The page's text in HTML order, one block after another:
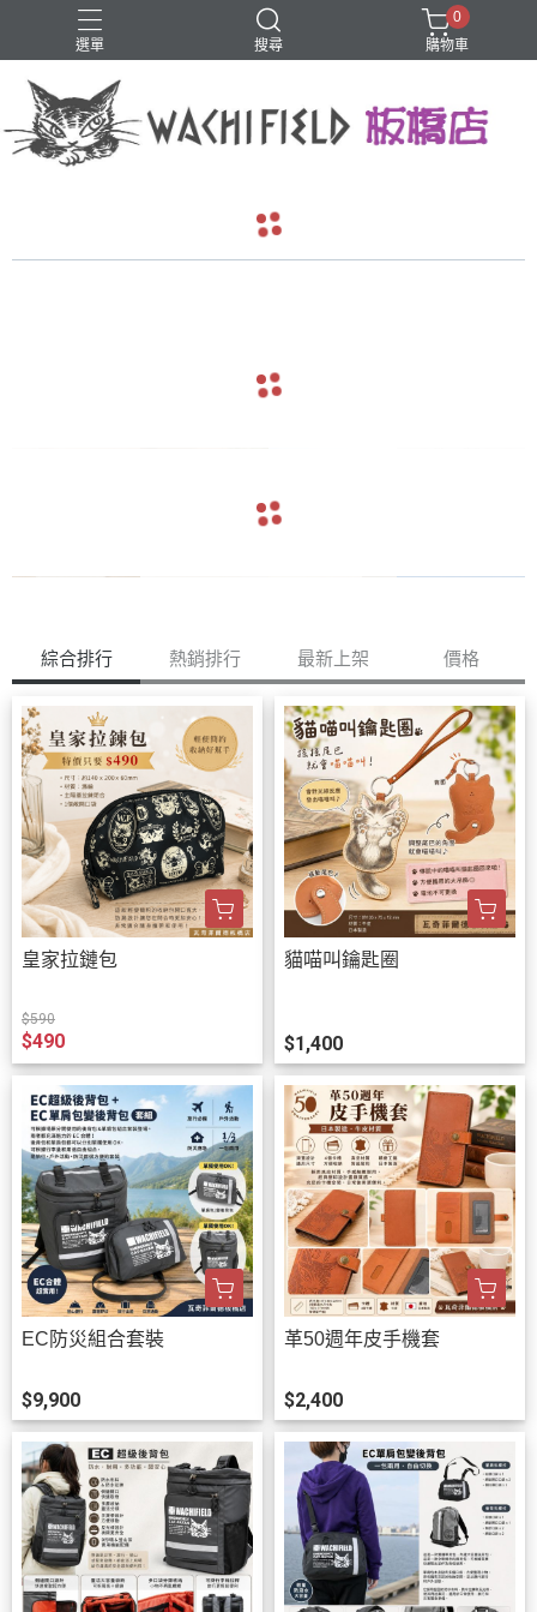
選單 搜尋
鑰匙圈
0
購物車
綜合排行 熱銷排行 最新上架 價格
皇家拉鏈包
$590
$490
貓喵叫鑰匙圈
$1,400
EC防災組合套裝
$9,900
革50週年皮手機套
$2,400